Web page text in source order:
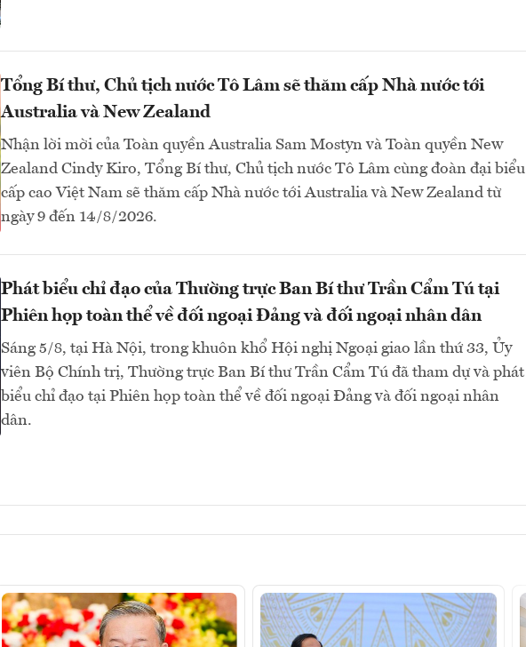
Tổng Bí thư, Chủ tịch nước Tô Lâm sẽ thăm cấp Nhà nước tới
Australia và New Zealand
Nhận lời mời của Toàn quyền Australia Sam Mostyn và Toàn quyền New
Zealand Cindy Kiro, Tổng Bí thư, Chủ tịch nước Tô Lâm cùng đoàn đại biểu
cấp cao Việt Nam sẽ thăm cấp Nhà nước tới Australia và New Zealand từ
ngày 9 đến 14/8/2026.
Phát biểu chỉ đạo của Thường trực Ban Bí thư Trần Cẩm Tú tại
Phiên họp toàn thể về đối ngoại Đảng và đối ngoại nhân dân
Sáng 5/8, tại Hà Nội, trong khuôn khổ Hội nghị Ngoại giao lần thứ 33, Ủy
viên Bộ Chính trị, Thường trực Ban Bí thư Trần Cẩm Tú đã tham dự và phát
biểu chỉ đạo tại Phiên họp toàn thể về đối ngoại Đảng và đối ngoại nhân
dân.